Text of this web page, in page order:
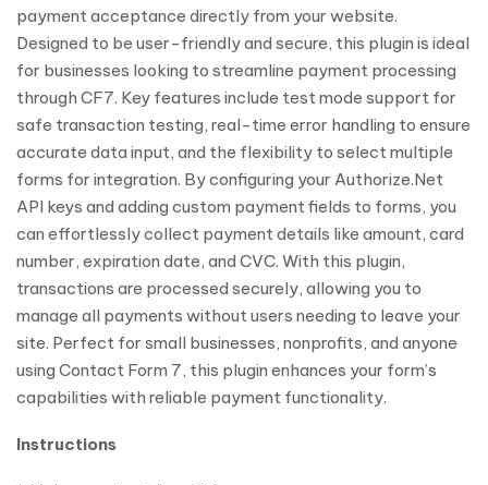
payment acceptance directly from your website.
Designed to be user-friendly and secure, this plugin is ideal
for businesses looking to streamline payment processing
through CF7. Key features include test mode support for
safe transaction testing, real-time error handling to ensure
accurate data input, and the flexibility to select multiple
forms for integration. By configuring your Authorize.Net
API keys and adding custom payment fields to forms, you
can effortlessly collect payment details like amount, card
number, expiration date, and CVC. With this plugin,
transactions are processed securely, allowing you to
manage all payments without users needing to leave your
site. Perfect for small businesses, nonprofits, and anyone
using Contact Form 7, this plugin enhances your form’s
capabilities with reliable payment functionality.
Instructions